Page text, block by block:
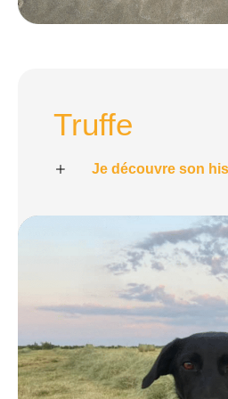
Truffe
Je découvre son